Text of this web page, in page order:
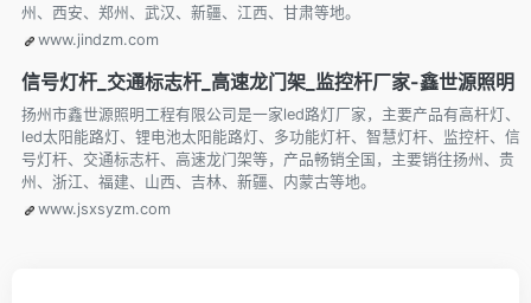
州、西安、郑州、武汉、新疆、江西、甘肃等地。
www.jindzm.com
信号灯杆_交通标志杆_高速龙门架_监控杆厂家-鑫世源照明
扬州市鑫世源照明工程有限公司是一家led路灯厂家，主要产品有高杆灯、
led太阳能路灯、锂电池太阳能路灯、多功能灯杆、智慧灯杆、监控杆、信
号灯杆、交通标志杆、高速龙门架等，产品畅销全国，主要销往扬州、贵
州、浙江、福建、山西、吉林、新疆、内蒙古等地。
www.jsxsyzm.com